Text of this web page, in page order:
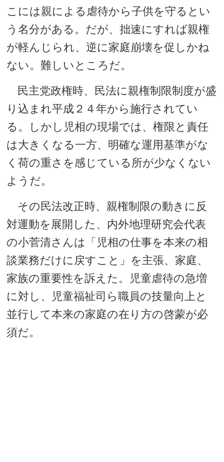
こには親による虐待から子供を守るとい
う名分がある。だが、拙速にすれば親権
が軽んじられ、逆に家庭崩壊を促しかね
ない。難しいところだ。
民主党政権時、民法に親権制限制度が盛
り込まれ平成２４年から施行されてい
る。しかし児相の現場では、権限と責任
は大きくなる一方、明確な運用基準がな
く荷の重さを感じている所が少なくない
ようだ。
その民法改正時、親権制限の動きに反
対運動を展開した、内外地理研究会代表
の小菅清さんは「児相の仕事を本来の相
談業務だけに戻すこと」を主張、家庭、
家族の重要性を訴えた。児童虐待の急増
に対し、児童福祉司ら職員の技量向上と
並行して本来の家庭の在り方の啓蒙が必
須だ。